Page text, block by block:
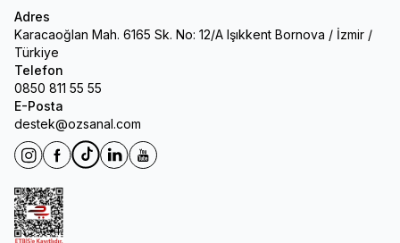
Adres
Karacaoğlan Mah. 6165 Sk. No: 12/A Işıkkent Bornova / İzmir /
Türkiye
Telefon
0850 811 55 55
E-Posta
destek@ozsanal.com
InstagramFacebook
TiktokLinkedinYoutube